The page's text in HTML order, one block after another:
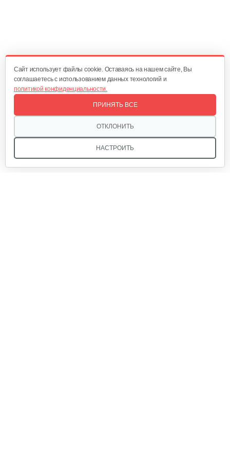
Cайт использует файлы cookie. Оставаясь на нашем сайте, Вы
соглашаетесь с использованием данных технологий и
политикой конфиденциальности.
НАСТРОИТЬ
ОТКЛОНИТЬ
ПРИНЯТЬ ВСЕ